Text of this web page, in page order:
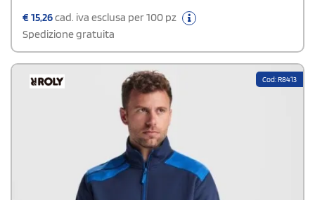
€15,26cad. iva esclusa per 100 pz
Spedizione gratuita
Cod: R8413